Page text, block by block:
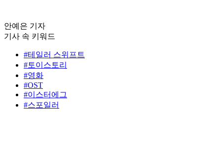
안예은 기자
기사 속 키워드
#테일러 스위프트
#토이스토리
#영화
#OST
#이스터에그
#스포일러